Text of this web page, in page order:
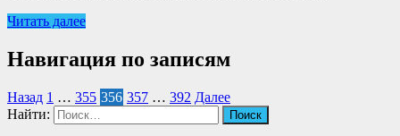
Читать далее
Навигация по записям
Назад 1 … 355 356 357 … 392 Далее
Найти: